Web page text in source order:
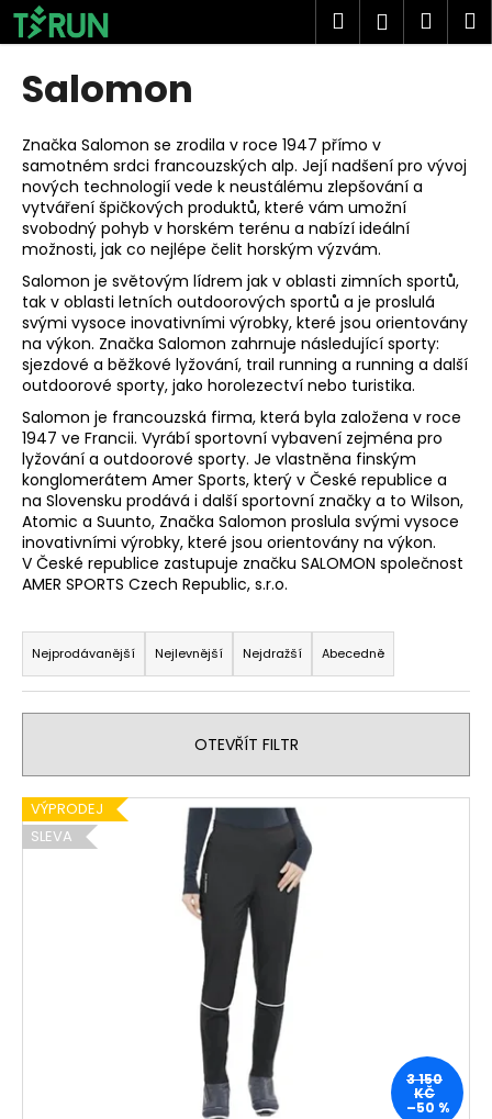
Přejít
obsah
Hledat
Salomon
Značka Salomon se zrodila v roce 1947 přímo v
samotném srdci francouzských alp. Její nadšení pro vývoj
nových technologií vede k neustálému zlepšování a
vytváření špičkových produktů, které vám umožní
svobodný pohyb v horském terénu a nabízí ideální
možnosti, jak co nejlépe čelit horským výzvám.
Salomon je světovým lídrem jak v oblasti zimních sportů,
tak v oblasti letních outdoorových sportů a je proslulá
svými vysoce inovativními výrobky, které jsou orientovány
na výkon. Značka Salomon zahrnuje následující sporty:
sjezdové a běžkové lyžování, trail running a running a další
outdoorové sporty, jako horolezectví nebo turistika.
Salomon je francouzská firma, která byla založena v roce
1947 ve Francii. Vyrábí sportovní vybavení zejména pro
lyžování a outdoorové sporty. Je vlastněna finským
konglomerátem Amer Sports, který v České republice a
na Slovensku prodává i další sportovní značky a to Wilson,
Atomic a Suunto, Značka Salomon proslula svými vysoce
inovativními výrobky, které jsou orientovány na výkon.
V České republice zastupuje značku SALOMON společnost
AMER SPORTS Czech Republic, s.r.o.
Ř
a
z
e
í
p
r
o
Nejprodávanější Nejlevnější Nejdražší Abecedně
OTEVŘÍT FILTR
V
ý
VÝPRODEJ
SLEVA
3 150
KČ
–50 %
K
o
o
p
o
t
ř
e
b
u
j
e
t
e
n
a
j
í
?
HLEDAT
D